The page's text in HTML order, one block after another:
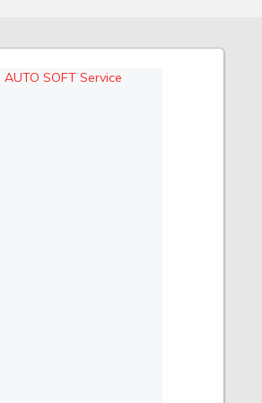
AUTO SOFT Service